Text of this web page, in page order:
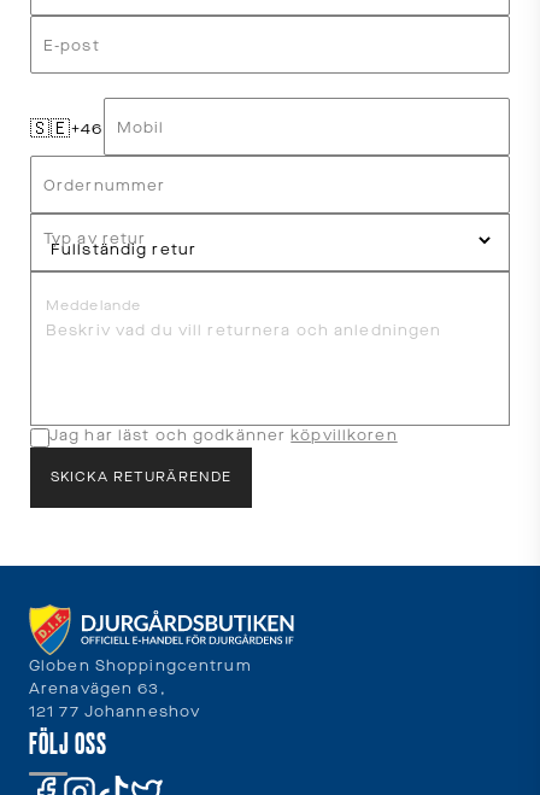
E-post
🇸🇪+46 Mobil
Ordernummer
Typ av retur
Meddelande
Jag har läst och godkänner köpvillkoren
SKICKA RETURÄRENDE
Globen Shoppingcentrum
Arenavägen 63,
121 77 Johanneshov
FÖLJ OSS